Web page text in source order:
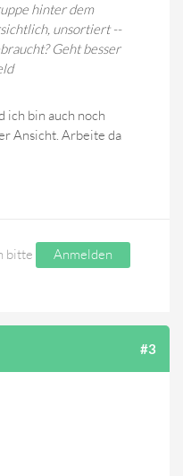
hinter dem
unsortiert --
Geht besser
ich bin auch noch
Ansicht. Arbeite da
bitte
Anmelden
#3